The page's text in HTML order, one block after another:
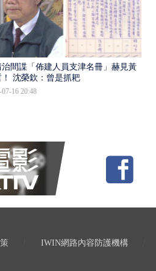
治間諜「佈建人員支津名冊」赫見黃
！ 沈榮欽：曾是抓耙
07-16 20:48
IWIN網路內容防護機構